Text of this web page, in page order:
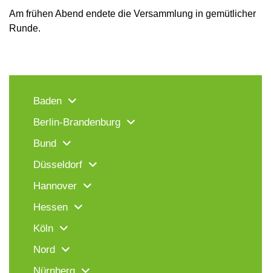
Am frühen Abend endete die Versammlung in gemütlicher
Runde.
Baden
Berlin-Brandenburg
Bund
Düsseldorf
Hannover
Hessen
Köln
Nord